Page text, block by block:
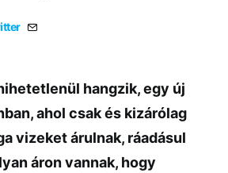
hangzik, egy új
ahol csak és kizárólag
vizeket árulnak, ráadásul
áron vannak, hogy